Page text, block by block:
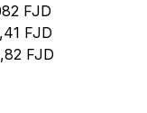
FJD
FJD
FJD